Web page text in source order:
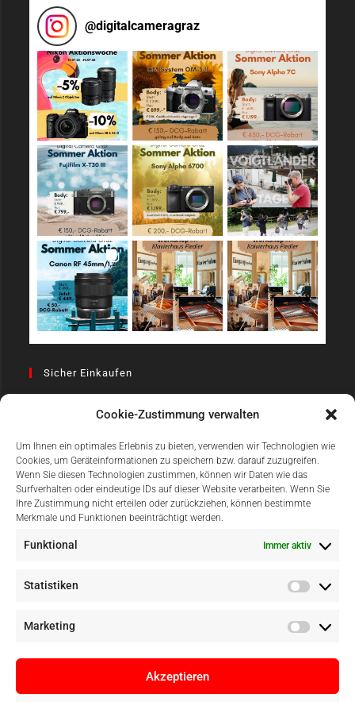
Cookie-Zustimmung verwalten
Um Ihnen ein optimales Erlebnis zu bieten, verwenden wir Technologien wie
Cookies, um Geräteinformationen zu speichern bzw. darauf zuzugreifen.
Wenn Sie diesen Technologien zustimmen, können wir Daten wie das
Surfverhalten oder eindeutige IDs auf dieser Website verarbeiten. Wenn Sie
Ihre Zustimmung nicht erteilen oder zurückziehen, können bestimmte
Merkmale und Funktionen beeinträchtigt werden.
Funktional Immer aktiv
Statistiken
Marketing
Akzeptieren
@digitalcameragraz
Sicher Einkaufen
Einfach Online Bezahlen